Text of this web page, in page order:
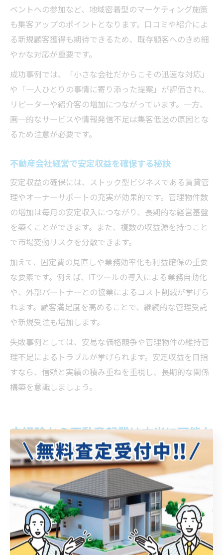
ベントへの参加など、地域密着型のマーケティング施策
も集客アップのポイントとなります。口コミや紹介によ
る新規顧客獲得も期待できるため、既存顧客へのきめ細
やかな対応が重要です。
成功事例では、「小さな会社だからこその迅速な対応」
や「一人ひとりの事情に寄り添った提案」が評価され、
リピーターや紹介客の増加につながっています。一方、
画一的なサービスや情報発信不足は集客低迷の原因とな
るため注意が必要です。
不動産会社経営で安定収益を確保する秘訣
安定収益の確保には、ストック型ビジネスである賃貸管
理やオーナーサポートの充実が効果的です。管理物件数
の増加は毎月の安定収入につながり、長期的な経営基盤
を築くことができます。また、複数の収益源を持つこと
で市場変動リスクを分散できます。
加えて、固定費の見直しや業務効率化も利益確保の重要
な要素です。例えば、ITツールの導入による業務自動化
や、外部パートナーとの協業によるコスト削減が挙げら
れます。顧客満足度を高めることで、継続的な管理受託
や新規受注も増加します。
失敗事例としては、安易な価格競争や管理物件の維持管
理不足によるトラブルが挙げられます。安定収益を目指
すなら、信頼と実績の積み重ねを重視し、長期的な関係
構築を意識しましょう。
未経験から不動産起業は本当に可能か
未経験から不動産会社経営を始める準備とは
未経験から不動産会社経営を始めるためには、まず必要
な資格や免許の取得が不可欠です。宅地建物取引士の資
格は必須であり、会社設立や事務所の設置など、法的な
手続きを正確に進めることが求められます。これらの準
備を怠ると、そもそも不動産業務を開始できないため、
計画的に進めることが重要です。